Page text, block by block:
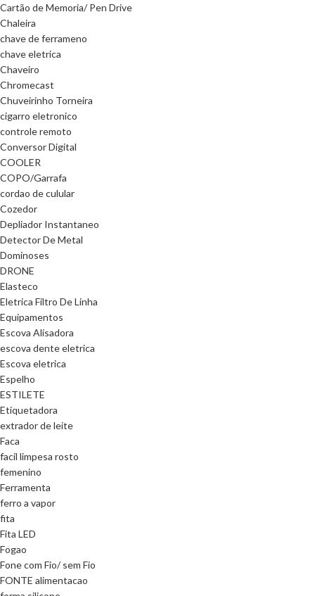
Cartão de Memoria/ Pen Drive
Chaleira
chave de ferrameno
chave eletrica
Chaveiro
Chromecast
Chuveirinho Torneira
cigarro eletronico
controle remoto
Conversor Digital
COOLER
COPO/Garrafa
cordao de culular
Cozedor
Depliador Instantaneo
Detector De Metal
Dominoses
DRONE
Elasteco
Eletrica Filtro De Linha
Equipamentos
Escova Alisadora
escova dente eletrica
Escova eletrica
Espelho
ESTILETE
Etiquetadora
extrador de leite
Faca
facil limpesa rosto
femenino
Ferramenta
ferro a vapor
fita
Fita LED
Fogao
Fone com Fio/ sem Fio
FONTE alimentacao